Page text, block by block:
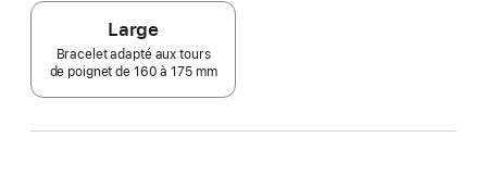
Large
Bracelet adapté aux tours
de poignet de 160 à 175 mm